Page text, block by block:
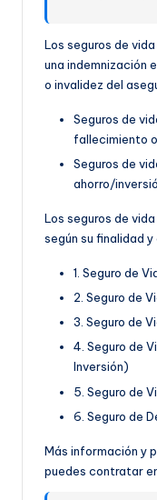
Los seguros de
una indemnización
o invalidez del
Seguros de
fallecimiento
Seguros de
ahorro/
Los seguros de
según su finalidad
1. Seguro de
2. Seguro de
3. Seguro de
4. Seguro de
Inversión)
5. Seguro de
6. Seguro de
Más información y
puedes contratar